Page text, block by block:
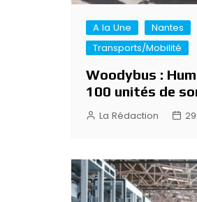
A la Une Nantes
Transports/Mobilité
Woodybus :
100 unités de
La Rédaction